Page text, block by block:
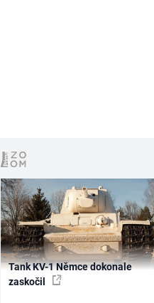
Tank KV-1 Němce dokonale
zaskočil